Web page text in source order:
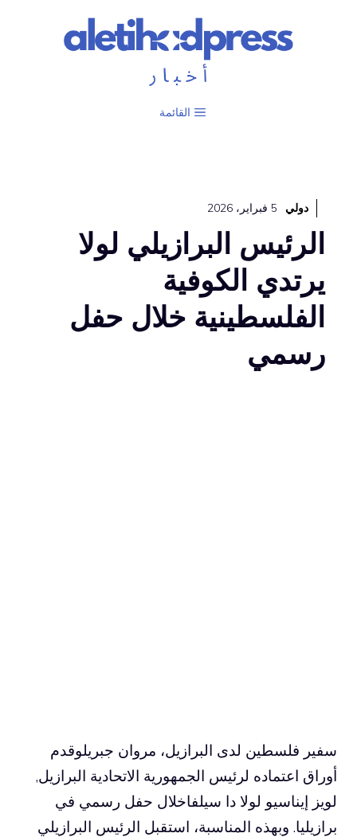
القائمة
دولي 5 فبراير، 2026
الرئيس البرازيلي لولا
يرتدي الكوفية
الفلسطينية خلال حفل
رسمي
سفير فلسطين لدى البرازيل، مروان جبريلوقدم
أوراق اعتماده لرئيس الجمهورية الاتحادية البرازيل,
لويز إيناسيو لولا دا سيلفاخلال حفل رسمي في
برازيليا. وبهذه المناسبة، استقبل الرئيس البرازيلي